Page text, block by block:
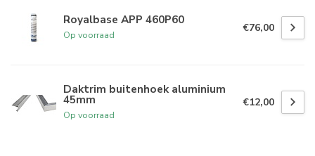
Royalbase APP 460P60
Op voorraad
€76,00
Daktrim buitenhoek aluminium
45mm
Op voorraad
€12,00